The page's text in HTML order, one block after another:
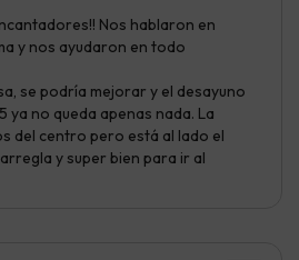
Nos hablaron en
y nos ayudaron en todo
se podría mejorar y el desayuno
ya no queda apenas nada. La
del centro pero está al lado el
y super bien para ir al